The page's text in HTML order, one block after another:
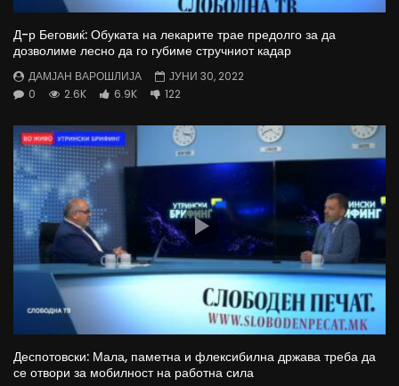
Д-р Беговиќ: Обуката на лекарите трае предолго за да
дозволиме лесно да го губиме стручниот кадар
ДАМЈАН ВАРОШЛИЈА
ЈУНИ 30, 2022
0
2.6K 6.9K 122
Деспотовски: Мала, паметна и флексибилна држава треба да
се отвори за мобилност на работна сила